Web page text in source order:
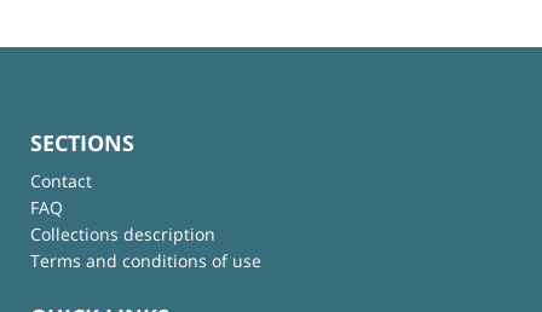
SECTIONS
Contact
FAQ
Collections description
Terms and conditions of use